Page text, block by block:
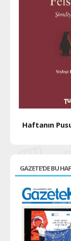
Haftanın
GAZETE'DE BU